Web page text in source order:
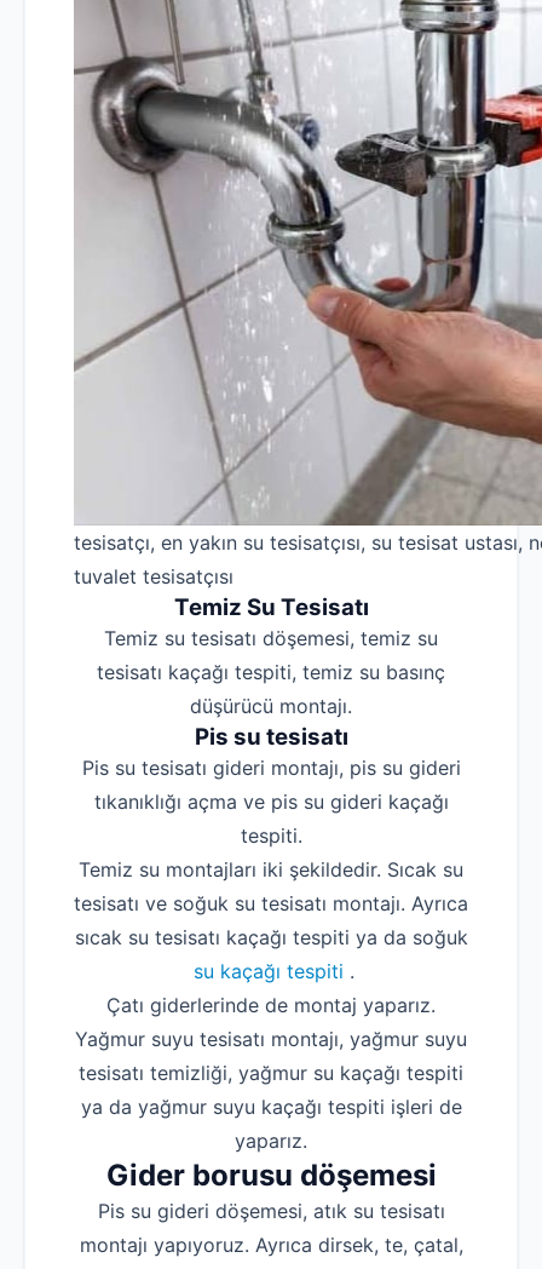
tesisatçı, en yakın su tesisatçısı, su tesisat
tuvalet tesisatçısı
Temiz Su Tesisatı
Temiz su tesisatı döşemesi, temiz su
tesisatı kaçağı tespiti, temiz su basınç
düşürücü montajı.
Pis su tesisatı
Pis su tesisatı gideri montajı, pis su gideri
tıkanıklığı açma ve pis su gideri kaçağı
tespiti.
Temiz su montajları iki şekildedir. Sıcak su
tesisatı ve soğuk su tesisatı montajı. Ayrıca
sıcak su tesisatı kaçağı tespiti ya da soğuk
su kaçağı tespiti .
Çatı giderlerinde de montaj yaparız.
Yağmur suyu tesisatı montajı, yağmur suyu
tesisatı temizliği, yağmur su kaçağı tespiti
ya da yağmur suyu kaçağı tespiti işleri de
yaparız.
Gider borusu döşemesi
Pis su gideri döşemesi, atık su tesisatı
montajı yapıyoruz. Ayrıca dirsek, te, çatal,